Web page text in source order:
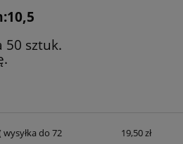
50 sztuk.
nie zawiera ewentualnych kosztów
wysyłka do 72
19,50 zł